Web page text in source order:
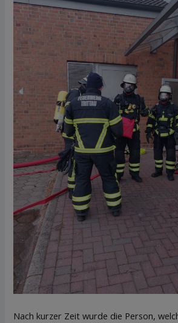
Nach kurzer Zeit wurde die Person,